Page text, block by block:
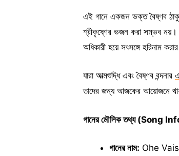
এই গানে একজন ভক্ত বৈষ্ণব
শ্রীকৃষ্ণের ভজন করা সম্ভব নয়।
অধিকারী হয়ে সৎসঙ্গে হরিনাম
যারা আত্মশুদ্ধি এবং বৈষ্ণব বন্দনার
তাদের জন্য আজকের আয়োজনে
গানের মৌলিক তথ্য (Song
গানের নাম: Ohe